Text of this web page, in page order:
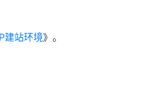
建站环境》。